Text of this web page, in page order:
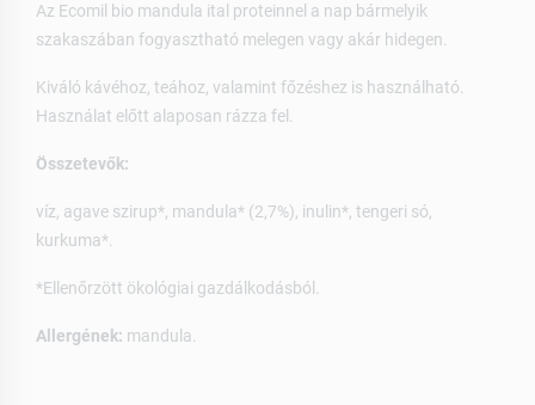
Az Ecomil bio mandula ital proteinnel a nap bármelyik
szakaszában fogyasztható melegen vagy akár hidegen.
Kiváló kávéhoz, teához, valamint főzéshez is használható.
Használat előtt alaposan rázza fel.
Összetevők:
víz, agave szirup*, mandula* (2,7%), inulin*, tengeri só,
kurkuma*.
*Ellenőrzött ökológiai gazdálkodásból.
Allergének: mandula.